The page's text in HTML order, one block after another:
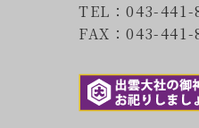
TEL：043-441-
FAX：043-441-